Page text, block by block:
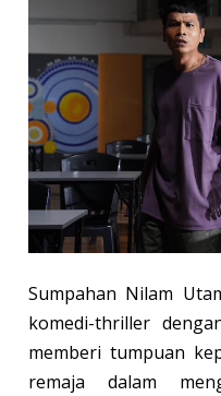
Sumpahan Nilam
komedi-thriller
memberi tumpuan
remaja dalam